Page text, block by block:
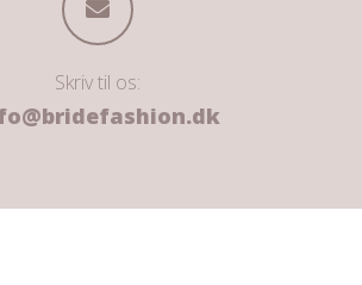
Skriv til os: